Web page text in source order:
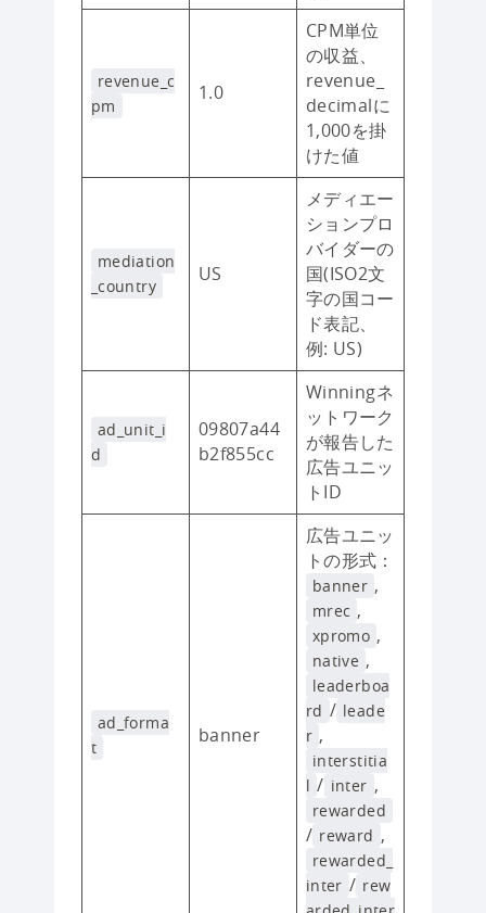
revenue_c
pm
1.0
CPM単位
の収益、
revenue_
decimalに
1,000を掛
けた値
mediation
_country
US
メディエー
ションプロ
バイダーの
国(ISO2文
字の国コー
ド表記、
例: US)
ad_unit_i
d
09807a44
b2f855cc
Winningネ
ットワーク
が報告した
広告ユニッ
トID
ad_forma
t
banner
広告ユニッ
トの形式：
banner ,
mrec ,
xpromo ,
native ,
leaderboa
rd / leade
r ,
interstitia
l / inter ,
rewarded
/ reward ,
rewarded_
inter / rew